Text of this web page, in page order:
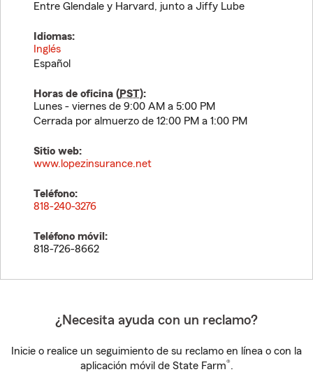
Entre Glendale y Harvard, junto a Jiffy Lube
Idiomas:
Inglés
Español
Horas de oficina (PST):
Lunes - viernes de 9:00 AM a 5:00 PM
Cerrada por almuerzo de 12:00 PM a 1:00 PM
Sitio web:
www.lopezinsurance.net
Teléfono:
818-240-3276
Teléfono móvil:
818-726-8662
¿Necesita ayuda con un reclamo?
Inicie o realice un seguimiento de su reclamo en línea o con la
aplicación móvil de State Farm®.